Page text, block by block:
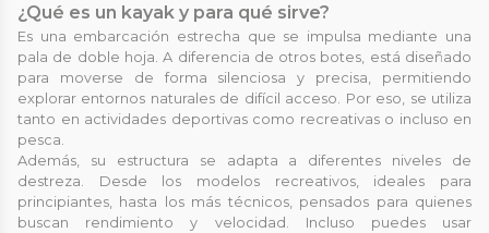
¿Qué es un kayak y para qué sirve?
Es una embarcación estrecha que se impulsa mediante una
pala de doble hoja. A diferencia de otros botes, está diseñado
para moverse de forma silenciosa y precisa, permitiendo
explorar entornos naturales de difícil acceso. Por eso, se utiliza
tanto en actividades deportivas como recreativas o incluso en
pesca.
Además, su estructura se adapta a diferentes niveles de
destreza. Desde los modelos recreativos, ideales para
principiantes, hasta los más técnicos, pensados para quienes
buscan rendimiento y velocidad. Incluso puedes usar